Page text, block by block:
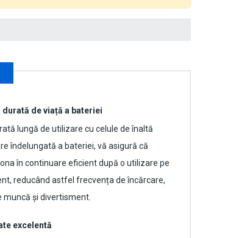
de viață a bateriei
lungă de utilizare cu celule de înaltă
îndelungată a bateriei, vă asigură că
în continuare eficient după o utilizare pe
reducând astfel frecvența de încărcare,
și divertisment.
excelentă